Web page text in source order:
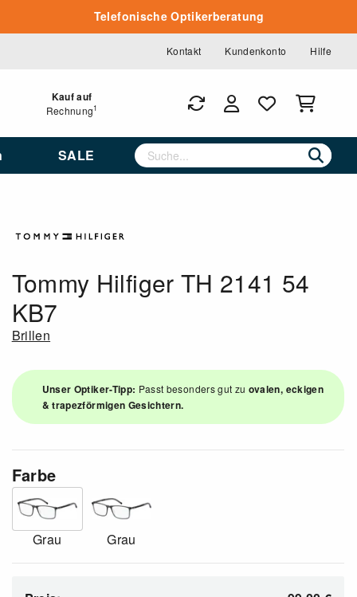
Telefonische Optikerberatung
Kontakt Kundenkonto Hilfe
Kauf auf
Rechnung1
SALE
Tommy Hilfiger TH 2141 54
KB7
Brillen
Unser Optiker-Tipp: Passt besonders gut zu ovalen, eckigen
& trapezförmigen Gesichtern.
Farbe
Grau Grau